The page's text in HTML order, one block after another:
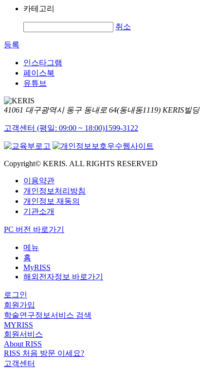
카테고리
취소
등록
인스타그램
페이스북
유튜브
41061 대구광역시 동구 동내로 64(동내동1119) KERIS빌딩
고객센터 (평일: 09:00 ~ 18:00)1599-3122
Copyright© KERIS. ALL RIGHTS RESERVED
이용약관
개인정보처리방침
개인정보 재동의
기관소개
PC 버전 바로가기
메뉴
홈
MyRISS
해외전자정보 바로가기
로그인
회원가입
학술연구정보서비스 검색
MYRISS
회원서비스
About RISS
RISS 처음 방문 이세요?
고객센터